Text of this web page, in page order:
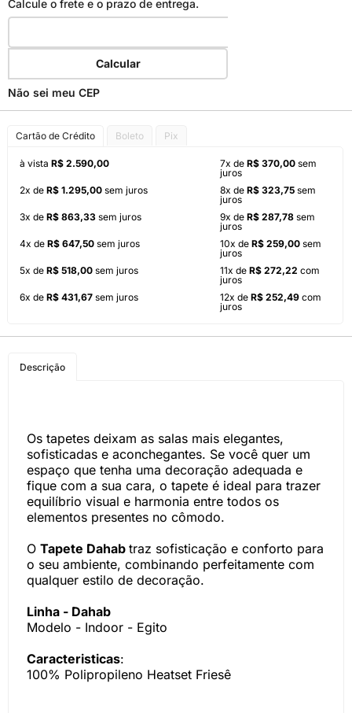
Calcule o frete e o prazo de entrega.
Calcular
Não sei meu CEP
Cartão de Crédito Boleto Pix
à vista R$ 2.590,00
2x de R$ 1.295,00 sem juros
3x de R$ 863,33 sem juros
4x de R$ 647,50 sem juros
5x de R$ 518,00 sem juros
6x de R$ 431,67 sem juros
7x de R$ 370,00 sem
juros
8x de R$ 323,75 sem
juros
9x de R$ 287,78 sem
juros
10x de R$ 259,00 sem
juros
11x de R$ 272,22 com
juros
12x de R$ 252,49 com
juros
Descrição
Os tapetes deixam as salas mais elegantes,
sofisticadas e aconchegantes. Se você quer um
espaço que tenha uma decoração adequada e
fique com a sua cara, o tapete é ideal para trazer
equilíbrio visual e harmonia entre todos os
elementos presentes no cômodo.
O Tapete Dahab traz sofisticação e conforto para
o seu ambiente, combinando perfeitamente com
qualquer estilo de decoração.
Linha - Dahab
Modelo - Indoor - Egito
Caracteristicas:
100% Polipropileno Heatset Friesê